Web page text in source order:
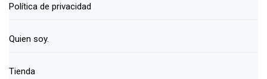
Política de privacidad
Quien soy.
Tienda